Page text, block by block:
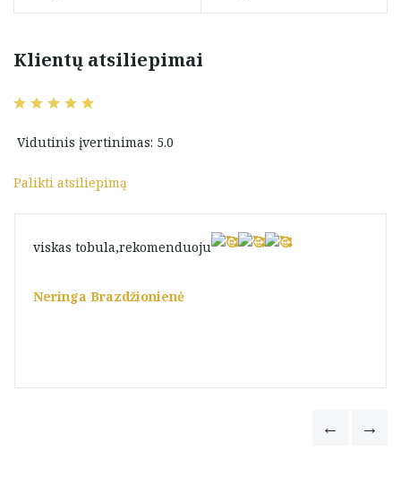
Klientų atsiliepimai
Vidutinis įvertinimas: 5.0
Palikti atsiliepimą
viskas tobula,rekomenduoju
Neringa Brazdžionienė